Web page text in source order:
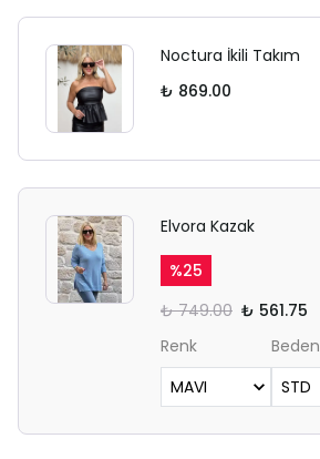
Noctura İkili Takım
₺ 869.00
Elvora Kazak
%25
₺ 749.00 ₺ 561.75
Renk
Beden